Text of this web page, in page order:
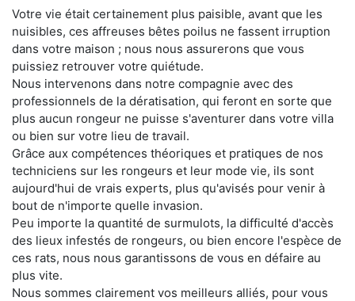
Votre vie était certainement plus paisible, avant que les
nuisibles, ces affreuses bêtes poilus ne fassent irruption
dans votre maison ; nous nous assurerons que vous
puissiez retrouver votre quiétude.
Nous intervenons dans notre compagnie avec des
professionnels de la dératisation, qui feront en sorte que
plus aucun rongeur ne puisse s'aventurer dans votre villa
ou bien sur votre lieu de travail.
Grâce aux compétences théoriques et pratiques de nos
techniciens sur les rongeurs et leur mode vie, ils sont
aujourd'hui de vrais experts, plus qu'avisés pour venir à
bout de n'importe quelle invasion.
Peu importe la quantité de surmulots, la difficulté d'accès
des lieux infestés de rongeurs, ou bien encore l'espèce de
ces rats, nous nous garantissons de vous en défaire au
plus vite.
Nous sommes clairement vos meilleurs alliés, pour vous